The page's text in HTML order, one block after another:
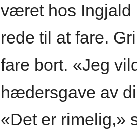
været hos Ingjald
rede til at fare.
fare bort. «Jeg
hædersgave av
«Det er rimelig,»